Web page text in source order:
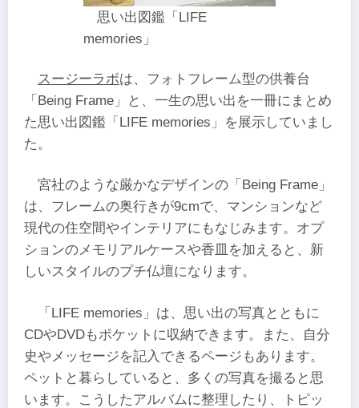
思い出図鑑「LIFE
memories」
スージーラボは、フォトフレーム型の供養台
「Being Frame」と、一生の思い出を一冊にまとめ
た思い出図鑑「LIFE memories」を展示していまし
た。
宮社のような厳かなデザインの「Being Frame」
は、フレームの奥行きが9cmで、マンションなど
現代の住空間やインテリアにもなじみます。オプ
ションのメモリアルケースや香皿を加えると、新
しいスタイルのプチ仏壇になります。
「LIFE memories」は、思い出の写真とともに
CDやDVDもポケットに収納できます。また、自分
史やメッセージを記入できるページもあります。
ペットと暮らしていると、多くの写真を撮ると思
います。こうしたアルバムに整理したり、トピッ